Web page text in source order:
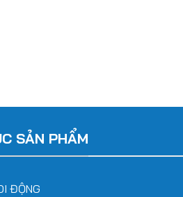
SẢN PHẨM
ĐỘNG